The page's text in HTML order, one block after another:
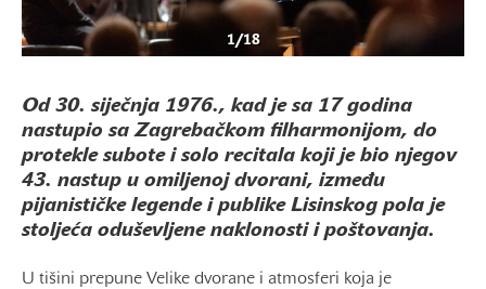
1/18
Od 30. siječnja 1976., kad je sa 17 godina
nastupio sa Zagrebačkom filharmonijom, do
protekle subote i solo recitala koji je bio njegov
43. nastup u omiljenoj dvorani, između
pijanističke legende i publike Lisinskog pola je
stoljeća oduševljene naklonosti i poštovanja.
U tišini prepune Velike dvorane i atmosferi koja je